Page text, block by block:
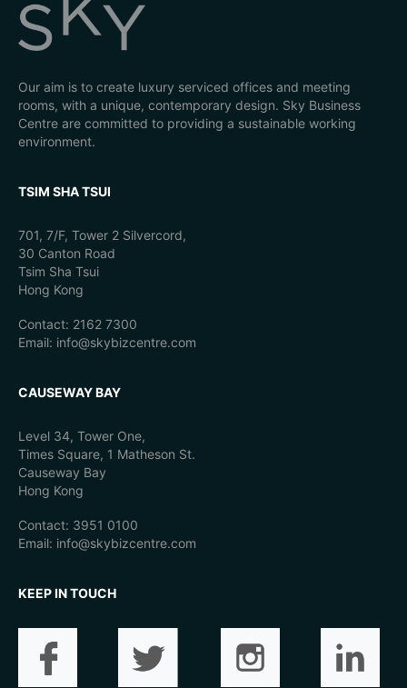
Our aim is to create luxury serviced offices and meeting
rooms, with a unique, contemporary design. Sky Business
Centre are committed to providing a sustainable working
environment.
TSIM SHA TSUI
701, 7/F, Tower 2 Silvercord,
30 Canton Road
Tsim Sha Tsui
Hong Kong
Contact: 2162 7300
Email: info@skybizcentre.com
CAUSEWAY BAY
Level 34, Tower One,
Times Square, 1 Matheson St.
Causeway Bay
Hong Kong
Contact: 3951 0100
Email: info@skybizcentre.com
KEEP IN TOUCH